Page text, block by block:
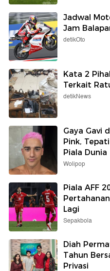
Jadwal
Jam
detikOto
Kata 2
Terkait
detikNews
Gaya Gavi
Pink,
Piala Dunia
Wolipop
Piala AFF
Lagi
Sepakbola
Diah
Tahun
Privasi